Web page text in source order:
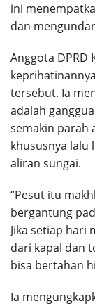
ini
dan
Anggota DPRD
tersebut. Ia
adalah
semakin parah
khususnya lalu
aliran sungai.
“Pesut itu
bergantung
Jika setiap hari
dari kapal dan
bisa bertahan
Ia